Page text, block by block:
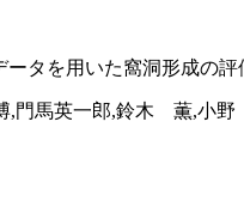
ータを用いた窩洞形成の
,門馬英一郎,鈴木 薫,小